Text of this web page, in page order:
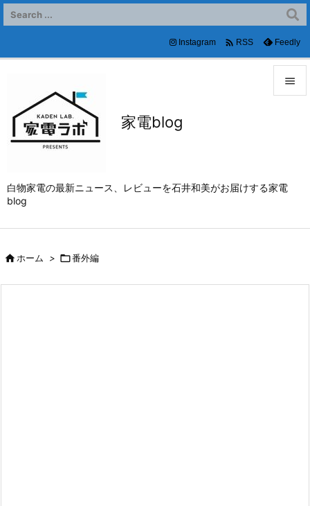
家電blog
白物家電の最新ニュース、レビューを石井和美がお届けする家電
blog


前へ
次へ
Instagram  RSS Feedly
ホーム > 番外編